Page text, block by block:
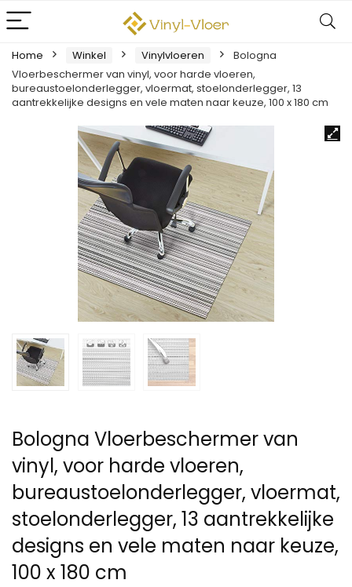
Home Winkel Vinylvloeren
Bologna
Vloerbeschermer van vinyl, voor harde vloeren,
bureaustoelonderlegger, vloermat, stoelonderlegger, 13
aantrekkelijke designs en vele maten naar keuze, 100 x 180 cm
Bologna Vloerbeschermer van
vinyl, voor harde vloeren,
bureaustoelonderlegger, vloermat,
stoelonderlegger, 13 aantrekkelijke
designs en vele maten naar keuze,
100 x 180 cm